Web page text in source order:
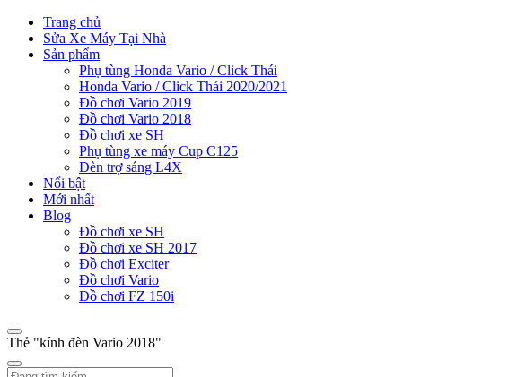
Trang chủ
Sửa Xe Máy Tại Nhà
Sản phẩm
Phụ tùng Honda Vario / Click Thái
Honda Vario / Click Thái 2020/2021
Đồ chơi Vario 2019
Đồ chơi Vario 2018
Đồ chơi xe SH
Phụ tùng xe máy Cup C125
Đèn trợ sáng L4X
Nổi bật
Mới nhất
Blog
Đồ chơi xe SH
Đồ chơi xe SH 2017
Đồ chơi Exciter
Đồ chơi Vario
Đồ chơi FZ 150i
Thẻ "kính đèn Vario 2018"